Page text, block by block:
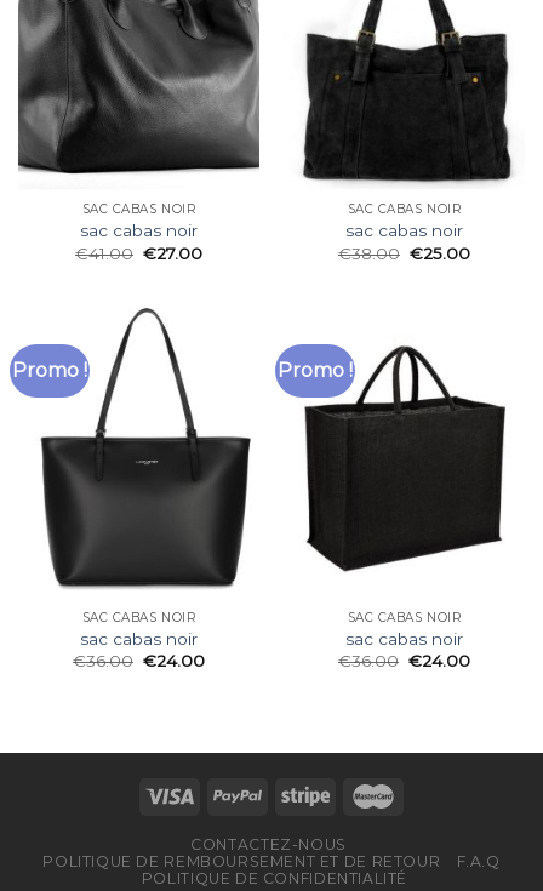
SAC CABAS NOIR
sac cabas noir
€41.00 €27.00
SAC CABAS NOIR
sac cabas noir
€38.00 €25.00
Promo !
SAC CABAS NOIR
sac cabas noir
€36.00 €24.00
Promo !
SAC CABAS NOIR
sac cabas noir
€36.00 €24.00
CONTACTEZ-NOUS
POLITIQUE DE REMBOURSEMENT ET DE RETOUR
F.A.Q
POLITIQUE DE CONFIDENTIALITÉ